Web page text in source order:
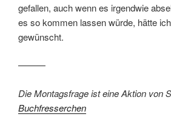
gefallen, auch wenn es irgendwie
es so kommen lassen würde, hätte
gewünscht.
———
Die Montagsfrage ist eine Aktion von
Buchfresserchen